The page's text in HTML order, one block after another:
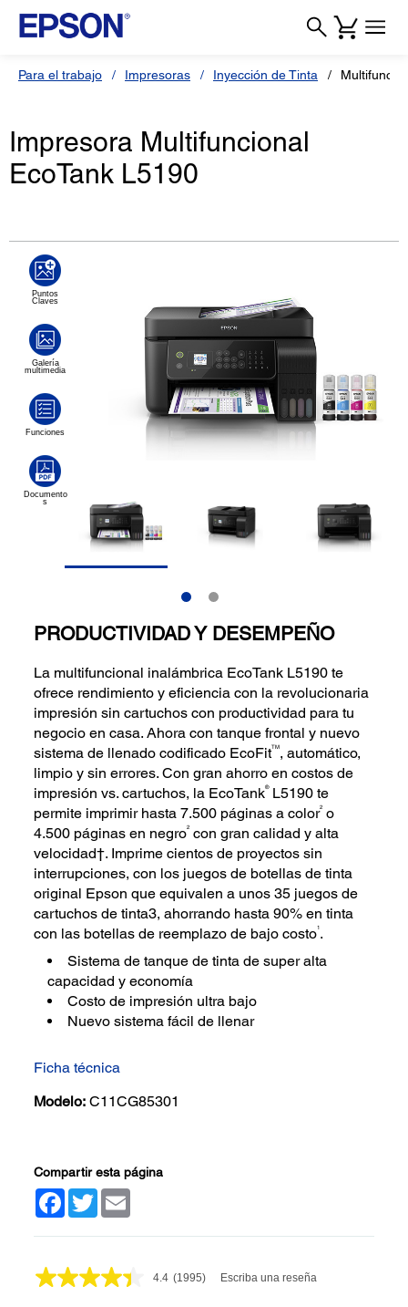
Para el trabajo Impresoras Inyección de Tinta
Impresora Multifuncional
EcoTank L5190
PRODUCTIVIDAD Y DESEMPEÑO
La multifuncional inalámbrica EcoTank L5190 te
ofrece rendimiento y eficiencia con la revolucionaria
impresión sin cartuchos con productividad para tu
negocio en casa. Ahora con tanque frontal y nuevo
sistema de llenado codificado EcoFitTM, automático,
limpio y sin errores. Con gran ahorro en costos de
impresión vs. cartuchos, la EcoTank®L5190 te
permite imprimir hasta 7.500 páginas a color2 o
4.500 páginas en negro2 con gran calidad y alta
velocidad†. Imprime cientos de proyectos sin
interrupciones, con los juegos de botellas de tinta
original Epson que equivalen a unos 35 juegos de
cartuchos de tinta3, ahorrando hasta 90% en tinta
con las botellas de reemplazo de bajo costo1.
Sistema de tanque de tinta de super alta
capacidad y economía
Costo de impresión ultra bajo
Nuevo sistema fácil de llenar
Ficha técnica
Modelo: C11CG85301
Compartir esta página
Facebook
Twitter
4.4 Lea
(1995) Escriba una reseña